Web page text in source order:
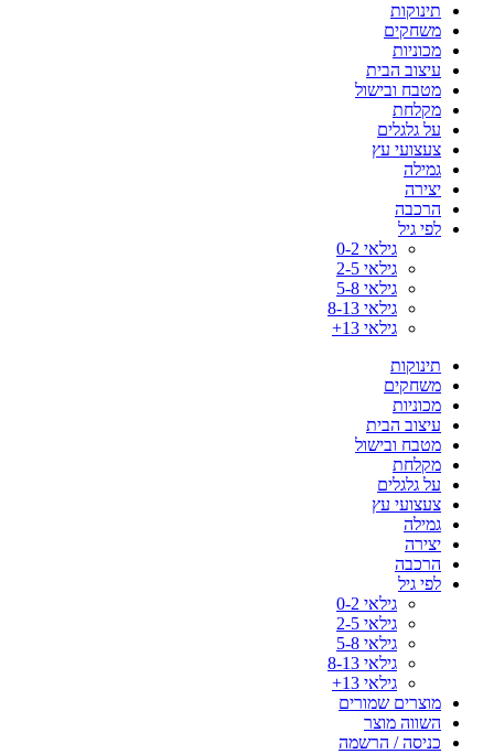
תינוקות
משחקים
מכוניות
עיצוב הבית
מטבח ובישול
מקלחת
על גלגלים
צעצועי עץ
גמילה
יצירה
הרכבה
לפי גיל
גילאי 0-2
גילאי 2-5
גילאי 5-8
גילאי 8-13
גילאי 13+
תינוקות
משחקים
מכוניות
עיצוב הבית
מטבח ובישול
מקלחת
על גלגלים
צעצועי עץ
גמילה
יצירה
הרכבה
לפי גיל
גילאי 0-2
גילאי 2-5
גילאי 5-8
גילאי 8-13
גילאי 13+
מוצרים שמורים
השווה מוצר
כניסה / הרשמה